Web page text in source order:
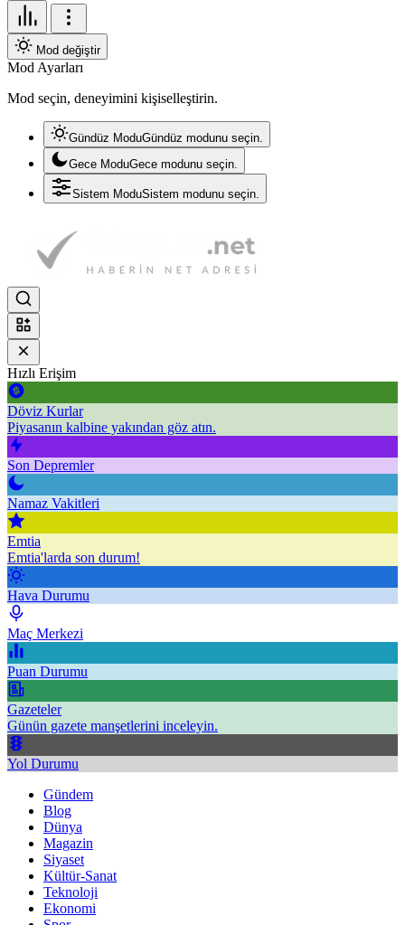
Mod değiştir
Mod Ayarları
Mod seçin, deneyimini kişiselleştirin.
Gündüz ModuGündüz modunu seçin.
Gece ModuGece modunu seçin.
Sistem ModuSistem modunu seçin.
Hızlı Erişim
Döviz Kurlar
Piyasanın kalbine yakından göz atın.
Son Depremler
Namaz Vakitleri
Emtia
Emtia'larda son durum!
Hava Durumu
Maç Merkezi
Puan Durumu
Gazeteler
Günün gazete manşetlerini inceleyin.
Yol Durumu
Gündem
Blog
Dünya
Magazin
Siyaset
Kültür-Sanat
Teknoloji
Ekonomi